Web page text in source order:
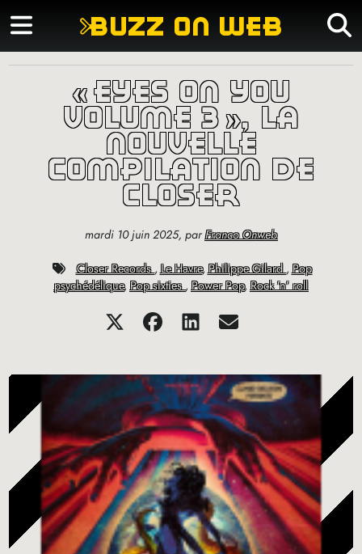
buzz on web
« eyes on you
volume 3 », la
nouvelle
compilation de
closer
mardi 10 juin 2025, parFranco Onweb
Closer Records,Le Havre,Philippe Gilard,Pop
psychédélique, Pop sixties , Power Pop, Rock ’n’ roll